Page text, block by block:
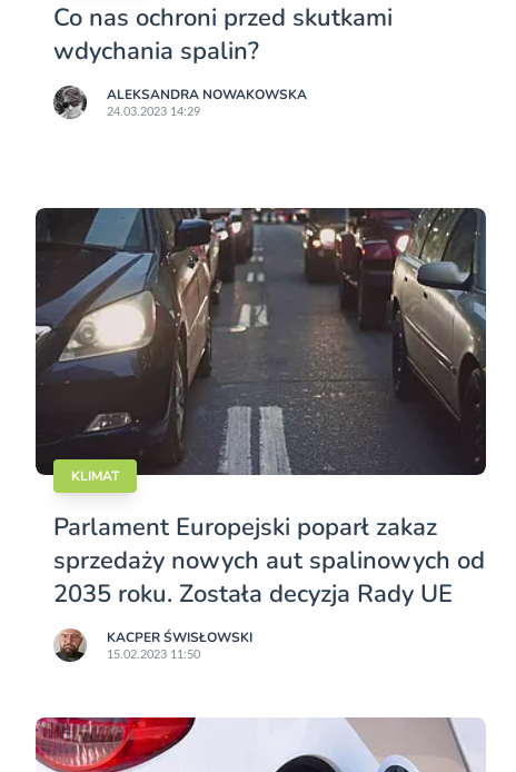
Co nas ochroni przed skutkami
wdychania spalin?
ALEKSANDRA NOWAKOWSKA
24.03.2023 14:29
KLIMAT
Parlament Europejski poparł zakaz
sprzedaży nowych aut spalinowych od
2035 roku. Została decyzja Rady UE
KACPER ŚWISŁO­WSKI
15.02.2023 11:50